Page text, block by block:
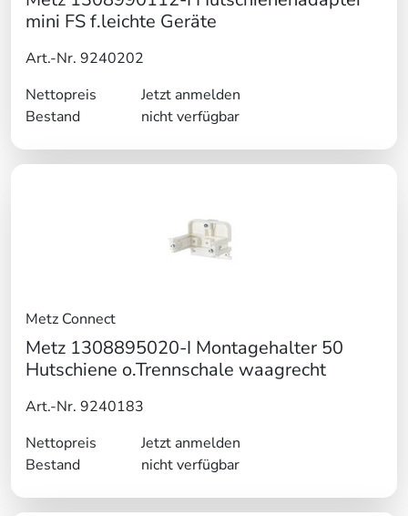
mini FS f.leichte Geräte
Art.-Nr. 9240202
Nettopreis
Jetzt anmelden
Bestand
nicht verfügbar
Metz Connect
Metz 1308895020-I Montagehalter 50
Hutschiene o.Trennschale waagrecht
Art.-Nr. 9240183
Nettopreis
Jetzt anmelden
Bestand
nicht verfügbar